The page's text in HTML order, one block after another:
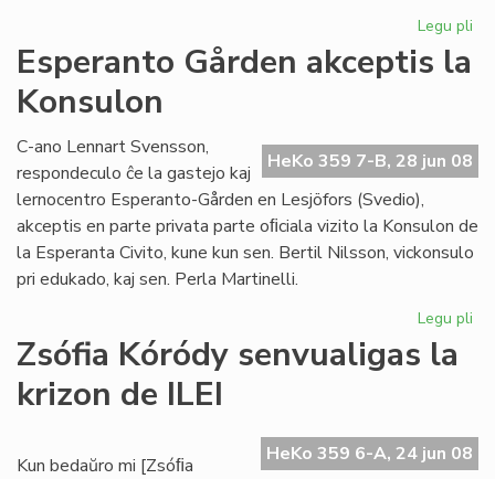
Legu pli
Esperanto Gården akceptis la
Konsulon
HeKo 359 7-B, 28 jun 08
C-ano Lennart Svensson,
respondeculo ĉe la gastejo kaj
lernocentro Esperanto-Gården en Lesjöfors (Svedio),
akceptis en parte privata parte oﬁciala vizito la Konsulon de
la Esperanta Civito, kune kun sen. Bertil Nilsson, vickonsulo
pri edukado, kaj sen. Perla Martinelli.
Legu pli
Zsófia Kóródy senvualigas la
krizon de ILEI
HeKo 359 6-A, 24 jun 08
Kun bedaŭro mi [Zsóﬁa